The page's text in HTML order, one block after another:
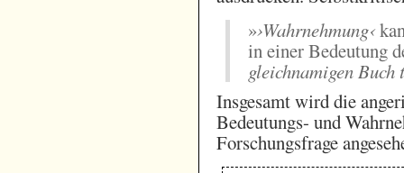
»›Wahrnehmung‹
in einer Bedeutung
gleichnamigen
Insgesamt wird die
Bedeutungs- und
Forschungsfrage